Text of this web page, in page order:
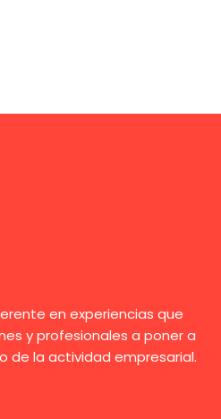
en experiencias que
y profesionales a poner a
de la actividad empresarial.